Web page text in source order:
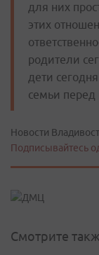
для них
этих
родители
дети
семьи перед
Новости
Подписывайтесь
Смотрите